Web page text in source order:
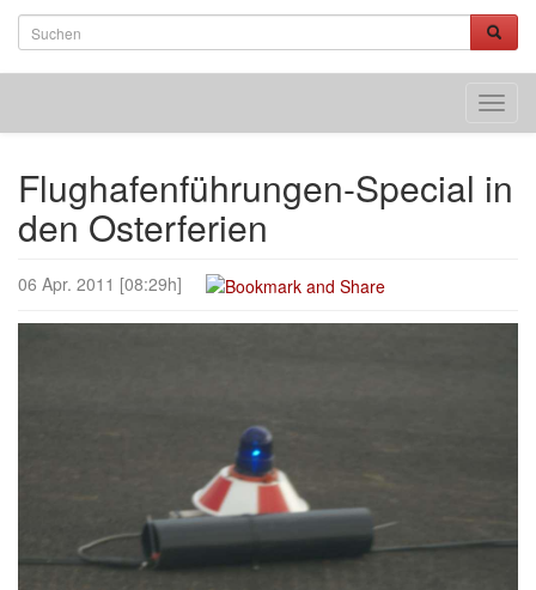
Flughafenführungen-Special in
den Osterferien
06 Apr. 2011 [08:29h]